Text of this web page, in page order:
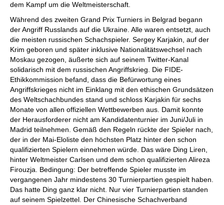
dem Kampf um die Weltmeisterschaft.
Während des zweiten Grand Prix Turniers in Belgrad begann
der Angriff Russlands auf die Ukraine. Alle waren entsetzt, auch
die meisten russischen Schachspieler. Sergey Karjakin, auf der
Krim geboren und später inklusive Nationalitätswechsel nach
Moskau gezogen, äußerte sich auf seinem Twitter-Kanal
solidarisch mit dem russischen Angriffskrieg. Die FIDE-
Ethikkommission befand, dass die Befürwortung eines
Angriffskrieges nicht im Einklang mit den ethischen Grundsätzen
des Weltschachbundes stand und schloss Karjakin für sechs
Monate von allen offiziellen Wettbewerben aus. Damit konnte
der Herausforderer nicht am Kandidatenturnier im Juni/Juli in
Madrid teilnehmen. Gemäß den Regeln rückte der Spieler nach,
der in der Mai-Eloliste den höchsten Platz hinter den schon
qualifizierten Spielern einnehmen würde. Das wäre Ding Liren,
hinter Weltmeister Carlsen und dem schon qualifizierten Alireza
Firouzja. Bedingung: Der betreffende Spieler musste im
vergangenen Jahr mindestens 30 Turnierpartien gespielt haben.
Das hatte Ding ganz klar nicht. Nur vier Turnierpartien standen
auf seinem Spielzettel. Der Chinesische Schachverband